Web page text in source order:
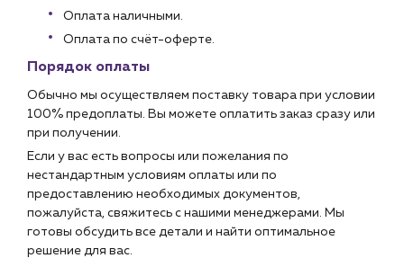
Оплата наличными.
Оплата по счёт-оферте.
Порядок оплаты
Обычно мы осуществляем поставку товара при условии
100% предоплаты. Вы можете оплатить заказ сразу или
при получении.
Если у вас есть вопросы или пожелания по
нестандартным условиям оплаты или по
предоставлению необходимых документов,
пожалуйста, свяжитесь с нашими менеджерами. Мы
готовы обсудить все детали и найти оптимальное
решение для вас.